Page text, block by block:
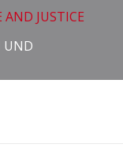
AND JUSTICE
UND